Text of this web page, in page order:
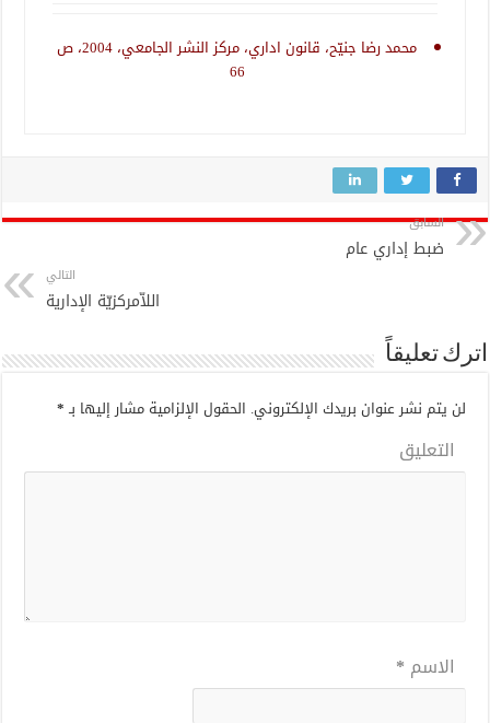
محمد رضا جنيّح، قانون اداري، مركز النشر الجامعي، 2004، ص
66
السابق
ضبط إداري عام
التالي
اللاّمركزيّة الإدارية
اترك تعليقاً
لن يتم نشر عنوان بريدك الإلكتروني. الحقول الإلزامية مشار إليها بـ*
التعليق
الاسم *